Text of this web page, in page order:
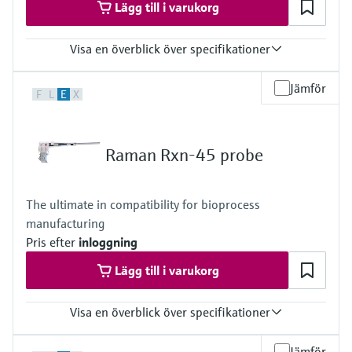
Lägg till i varukorg
Visa en överblick över specifikationer
316L option
Metal: 316L stainless steel
Metal: C276 alloy
Window: High-purity sapphire
Titanium option
Metal: Grade 2 titanium
Window: High-purity sapphire
Hybrid metal combination option
Metal: 316L stainless steel, C276 alloy
Window: High-purity sapphire
Hazardous area certifications
ATEX, CSA, IECEx, UKCA, JPEx
F L E X Jämför
Raman Rxn-45 probe
The ultimate in compatibility for bioprocess
manufacturing
Pris efter inloggning
Lägg till i varukorg
Visa en överblick över specifikationer